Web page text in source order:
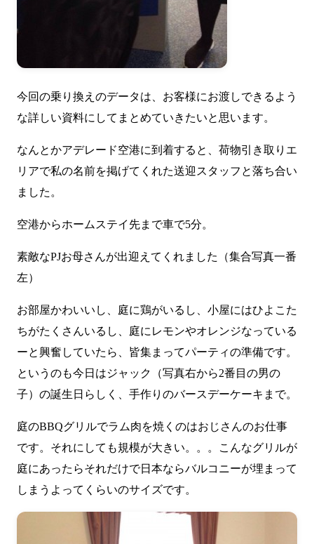
今回の乗り換えのデータは、お客様にお渡しできるよう
な詳しい資料にしてまとめていきたいと思います。
なんとかアデレード空港に到着すると、荷物引き取りエ
リアで私の名前を掲げてくれた送迎スタッフと落ち合い
ました。
空港からホームステイ先まで車で5分。
素敵なPJお母さんが出迎えてくれました（集合写真一番
左）
お部屋かわいいし、庭に鶏がいるし、小屋にはひよこた
ちがたくさんいるし、庭にレモンやオレンジなっている
ーと興奮していたら、皆集まってパーティの準備です。
というのも今日はジャック（写真右から2番目の男の
子）の誕生日らしく、手作りのバースデーケーキまで。
庭のBBQグリルでラム肉を焼くのはおじさんのお仕事
です。それにしても規模が大きい。。。こんなグリルが
庭にあったらそれだけで日本ならバルコニーが埋まって
しまうよってくらいのサイズです。